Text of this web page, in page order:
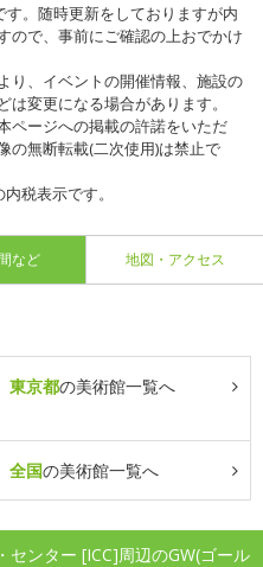
。随時更新をしておりますが内
ので、事前にご確認の上おでかけ
り、イベントの開催情報、施設の
変更になる場合があります。
ページへの掲載の許諾をいただ
の無断転載(二次使用)は禁止で
税表示です。
など 地図・アクセス
東京都の美術館一覧へ
全国の美術館一覧へ
ンター [ICC]周辺のGW(ゴール